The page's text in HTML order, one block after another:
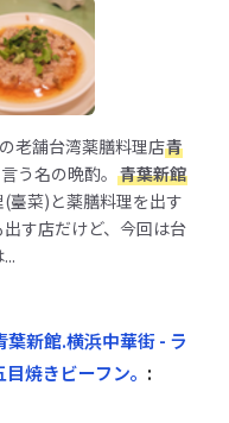
老舗台湾薬膳料理店青
う名の晩酌。青葉新館
臺菜)と薬膳料理を出す
す店だけど、今回は台
新館.横浜中華街 - ラ
焼きビーフン。 :